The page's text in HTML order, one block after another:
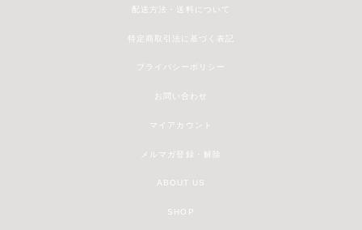
配送方法・送料について
特定商取引法に基づく表記
プライバシーポリシー
お問い合わせ
マイアカウント
メルマガ登録・解除
ABOUT US
SHOP